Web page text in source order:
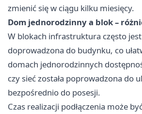
zmienić się w ciągu kilku miesięcy.
Dom jednorodzinny a blok –
W blokach infrastruktura często
doprowadzona do budynku, co
domach jednorodzinnych
czy sieć została poprowadzona do
bezpośrednio do posesji.
Czas realizacji podłączenia może